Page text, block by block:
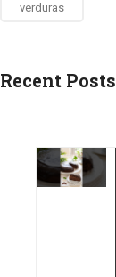
verduras
Recent Posts